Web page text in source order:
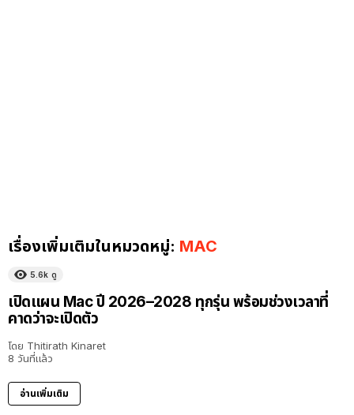
เรื่องเพิ่มเติมในหมวดหมู่: MAC
5.6k ดู
เปิดแผน Mac ปี 2026–2028 ทุกรุ่น พร้อมช่วงเวลาที่
คาดว่าจะเปิดตัว
โดย Thitirath Kinaret
8 วันที่แล้ว
อ่านเพิ่มเติม